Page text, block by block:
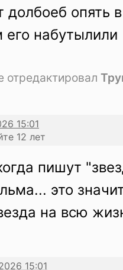
долбоеб опять
его набутылили
отредактировал
12 лет
пишут
это
на всю